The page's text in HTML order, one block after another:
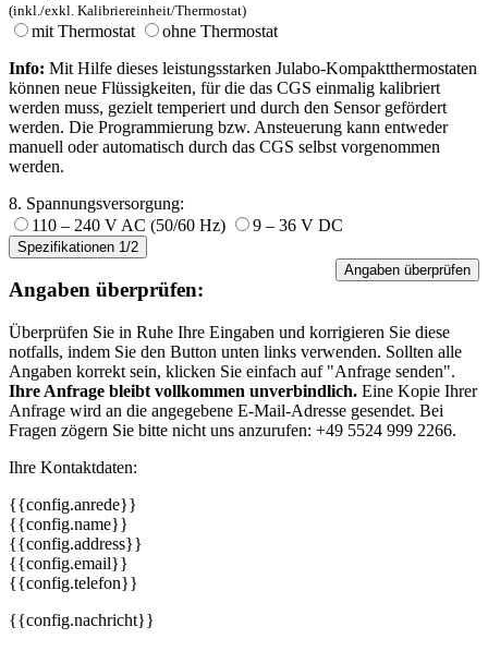
(inkl./exkl. Kalibriereinheit/Thermostat)
mit Thermostat
ohne Thermostat
Info: Mit Hilfe dieses leistungsstarken Julabo-Kompaktthermostaten
können neue Flüssigkeiten, für die das CGS einmalig kalibriert
werden muss, gezielt temperiert und durch den Sensor gefördert
werden. Die Programmierung bzw. Ansteuerung kann entweder
manuell oder automatisch durch das CGS selbst vorgenommen
werden.
8. Spannungsversorgung:
110 – 240 V AC (50/60 Hz)
9 – 36 V DC
Spezifikationen 1/2
Angaben überprüfen
Angaben überprüfen:
Überprüfen Sie in Ruhe Ihre Eingaben und korrigieren Sie diese
notfalls, indem Sie den Button unten links verwenden. Sollten alle
Angaben korrekt sein, klicken Sie einfach auf "Anfrage senden".
Ihre Anfrage bleibt vollkommen unverbindlich. Eine Kopie Ihrer
Anfrage wird an die angegebene E-Mail-Adresse gesendet. Bei
Fragen zögern Sie bitte nicht uns anzurufen: +49 5524 999 2266.
Ihre Kontaktdaten:
{{config.anrede}}
{{config.name}}
{{config.address}}
{{config.email}}
{{config.telefon}}
{{config.nachricht}}